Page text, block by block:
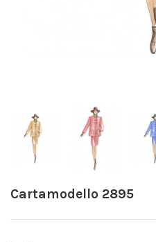
Cartamodello 2895